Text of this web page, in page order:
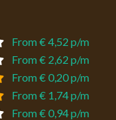
From € 4,52 p/m
From € 2,62 p/m
From € 0,20 p/m
From € 1,74 p/m
From € 0,94 p/m